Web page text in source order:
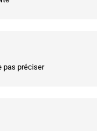
pas préciser